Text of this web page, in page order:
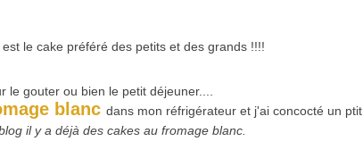
est le cake préféré des petits et des grands !!!!
le gouter ou bien le petit déjeuner....
blanc dans mon réfrigérateur et j'ai concocté un ptit
il y a déjà des cakes au fromage blanc.